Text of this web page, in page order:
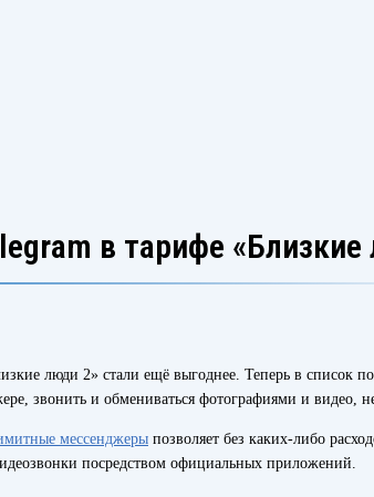
в тарифе
люди 2» стали ещё выгоднее. Теперь в список
звонить и обмениваться фотографиями и видео,
мессенджеры позволяет без каких-либо
посредством официальных приложений.